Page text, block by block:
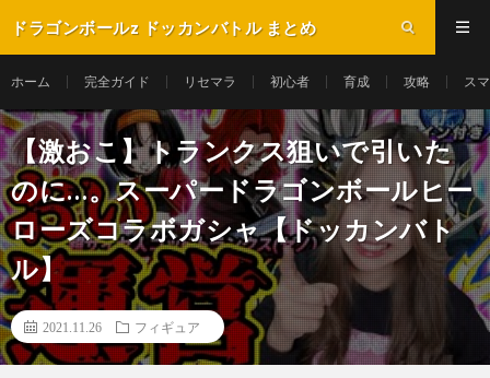
ドラゴンボールz ドッカンバトル まとめ
ホーム 完全ガイド リセマラ 初心者 育成 攻略 ス
【激おこ】トランクス狙いで引いた
のに…。スーパードラゴンボールヒー
ローズコラボガシャ【ドッカンバト
ル】
2021.11.26 フィギュア